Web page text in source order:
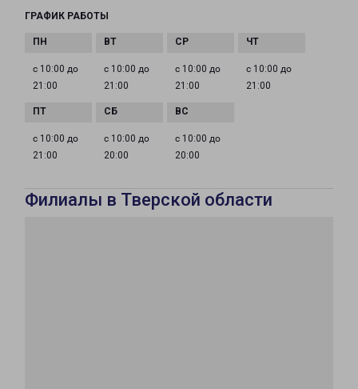
ГРАФИК РАБОТЫ
с 10:00 до
21:00
с 10:00 до
21:00
с 10:00 до
21:00
с 10:00 до
21:00
с 10:00 до
21:00
с 10:00 до
20:00
с 10:00 до
20:00
Филиалы в Тверской области